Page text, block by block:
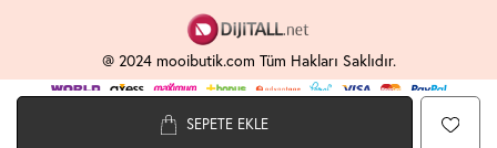
SEPETE EKLE
@ 2024 mooibutik.com Tüm Hakları Saklıdır.
-SoftE-Ticaret